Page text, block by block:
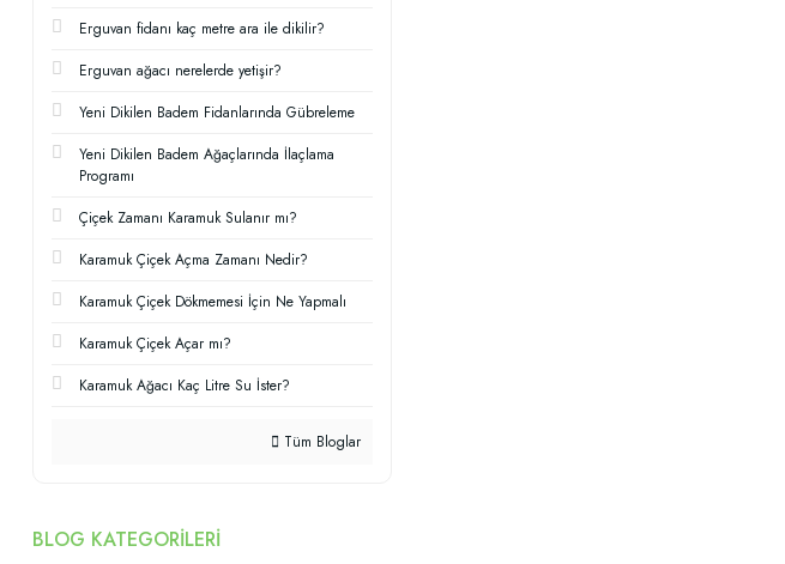
Erguvan fidanı kaç metre ara ile dikilir?
Erguvan ağacı nerelerde yetişir?
Yeni Dikilen Badem Fidanlarında Gübreleme
Yeni Dikilen Badem Ağaçlarında İlaçlama
Programı
Çiçek Zamanı Karamuk Sulanır mı?
Karamuk Çiçek Açma Zamanı Nedir?
Karamuk Çiçek Dökmemesi İçin Ne Yapmalı
Karamuk Çiçek Açar mı?
Karamuk Ağacı Kaç Litre Su İster?
Tüm Bloglar
BLOG KATEGORILERI